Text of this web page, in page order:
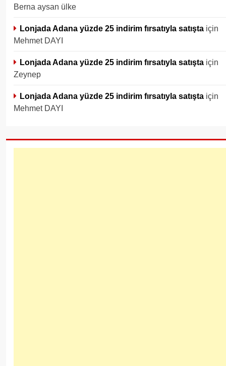
Berna aysan ülke
Lonjada Adana yüzde 25 indirim fırsatıyla satışta için
Mehmet DAYI
Lonjada Adana yüzde 25 indirim fırsatıyla satışta için
Zeynep
Lonjada Adana yüzde 25 indirim fırsatıyla satışta için
Mehmet DAYI